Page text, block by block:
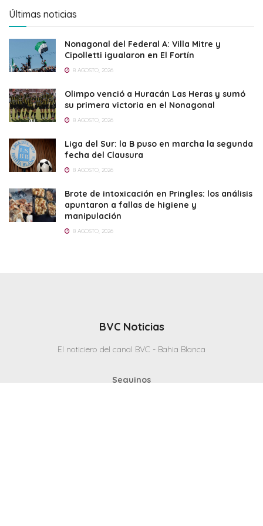
Últimas noticias
Nonagonal del Federal A: Villa Mitre y
Cipolletti igualaron en El Fortín
8 AGOSTO, 2026
Olimpo venció a Huracán Las Heras y sumó
su primera victoria en el Nonagonal
8 AGOSTO, 2026
Liga del Sur: la B puso en marcha la segunda
fecha del Clausura
8 AGOSTO, 2026
Brote de intoxicación en Pringles: los análisis
apuntaron a fallas de higiene y
manipulación
8 AGOSTO, 2026
BVC Noticias
El noticiero del canal BVC - Bahia Blanca
Seguinos